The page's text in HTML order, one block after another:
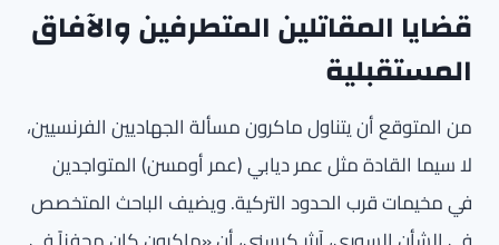
قضايا المقاتلين المتطرفين والآفاق
المستقبلية
من المتوقع أن يتناول ماكرون مسألة الجهاديين الفرنسيين،
لا سيما القادة مثل عمر ديابي (عمر أومسن) المتواجدين
في مخيمات قرب الحدود التركية. ويضيف الباحث المتخصص